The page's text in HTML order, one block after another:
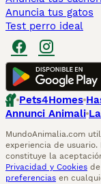
Anuncia tus gatos
Test perro ideal
Pets4Homes
Annunci Animali
MundoAnimalia.com
experiencia de
constituye la
Privacidad y Cookies
preferencias en